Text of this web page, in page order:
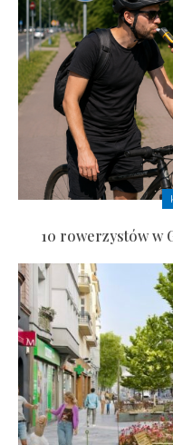
10 rowerzystów w